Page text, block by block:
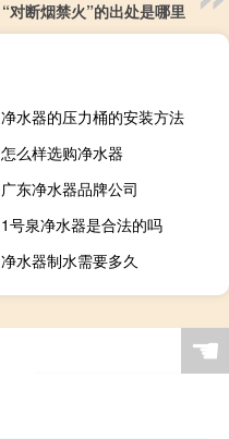
“对断烟禁火”的出处是哪里
净水器的压力桶的安装方法
怎么样选购净水器
广东净水器品牌公司
1号泉净水器是合法的吗
净水器制水需要多久
☚